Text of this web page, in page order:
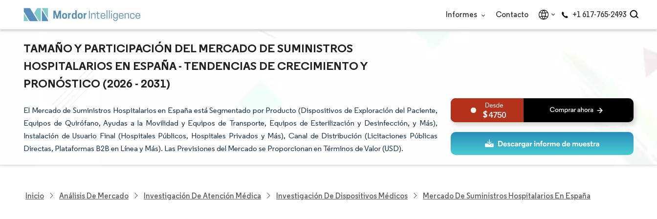
Informes Contacto +1 617-765-2493
TAMAÑO Y PARTICIPACIÓN DEL MERCADO DE SUMINISTROS
HOSPITALARIOS EN ESPAÑA - TENDENCIAS DE CRECIMIENTO Y
PRONÓSTICO (2026 - 2031)
El Mercado de Suministros Hospitalarios en España está Segmentado por Producto (Dispositivos de Exploración del Paciente,
Equipos de Quirófano, Ayudas a la Movilidad y Equipos de Transporte, Equipos de Esterilización y Desinfección, y Más),
Instalación de Usuario Final (Hospitales Públicos, Hospitales Privados y Más), Canal de Distribución (Licitaciones Públicas
Directas, Plataformas B2B en Línea y Más). Las Previsiones del Mercado se Proporcionan en Términos de Valor (USD).
4750
Inicio Análisis De Mercado Investigación De Atención Médica Investigación De Dispositivos Médicos Mercado De Suministros Hospitalarios En España